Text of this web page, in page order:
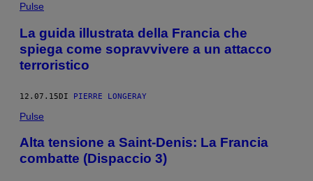
Pulse
La guida illustrata della Francia che
spiega come sopravvivere a un attacco
terroristico
12.07.15DI PIERRE LONGERAY
Pulse
Alta tensione a Saint-Denis: La Francia
combatte (Dispaccio 3)